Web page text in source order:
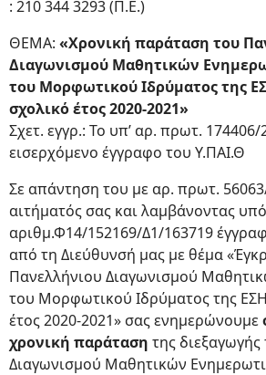
: 210 344 3293 (Π.Ε.)
ΘΕΜΑ: «Χρονική παράταση του
Διαγωνισμού Μαθητικών
του Μορφωτικού Ιδρύματος της
σχολικό έτος 2020-2021»
Σχετ. εγγρ.: Το υπ’ αρ. πρωτ. 174406/
εισερχόμενο έγγραφο του Υ.ΠΑΙ.Θ
Σε απάντηση του με αρ. πρωτ.
αιτήματός σας και λαμβάνοντας
αριθμ.Φ14/152169/Δ1/163719
από τη Διεύθυνσή μας με θέμα
Πανελλήνιου Διαγωνισμού
του Μορφωτικού Ιδρύματος της
έτος 2020-2021» σας ενημερώνουμε
χρονική παράταση της
Διαγωνισμού Μαθητικών